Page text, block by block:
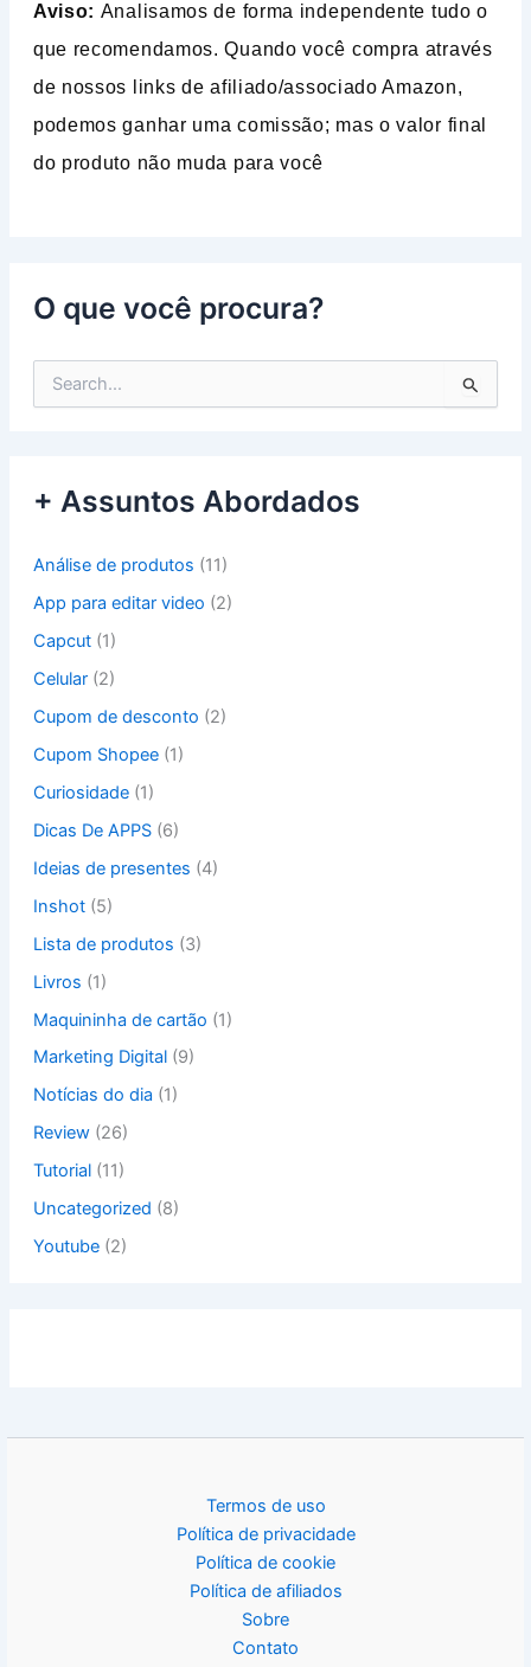
Aviso: Analisamos de forma independente tudo o
que recomendamos. Quando você compra através
de nossos links de afiliado/associado Amazon,
podemos ganhar uma comissão; mas o valor final
do produto não muda para você
O que você procura?
e
r
p
r
+ Assuntos Abordados
Análise de produtos (11)
App para editar video (2)
Capcut(1)
Celular(2)
Cupom de desconto (2)
Cupom Shopee(1)
Curiosidade(1)
Dicas De APPS(6)
Ideias de presentes (4)
Inshot(5)
Lista de produtos (3)
Livros (1)
Maquininha de cartão (1)
Marketing Digital(9)
Notícias do dia (1)
Review(26)
Tutorial(11)
Uncategorized (8)
Youtube(2)
Termos de uso
Política de privacidade
Política de cookie
Política de afiliados
Sobre
Contato